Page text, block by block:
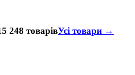
248 товарівУсі товари →